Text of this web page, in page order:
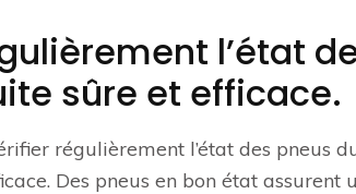
l’état
sûre et efficace.
régulièrement l’état des pneus
Des pneus en bon état